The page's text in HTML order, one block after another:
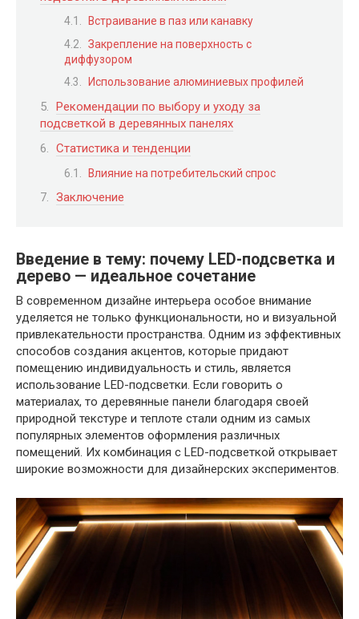
Встраивание в паз или канавку
Закрепление на поверхность с
диффузором
Использование алюминиевых профилей
Рекомендации по выбору и уходу за
подсветкой в деревянных панелях
Статистика и тенденции
Влияние на потребительский спрос
Заключение
Введение в тему: почему LED-подсветка и
дерево — идеальное сочетание
В современном дизайне интерьера особое внимание
уделяется не только функциональности, но и визуальной
привлекательности пространства. Одним из эффективных
способов создания акцентов, которые придают
помещению индивидуальность и стиль, является
использование LED-подсветки. Если говорить о
материалах, то деревянные панели благодаря своей
природной текстуре и теплоте стали одним из самых
популярных элементов оформления различных
помещений. Их комбинация с LED-подсветкой открывает
широкие возможности для дизайнерских экспериментов.